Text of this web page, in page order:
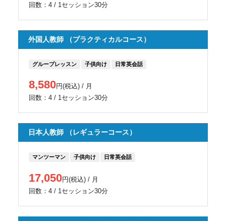
回数：4 / 1セッション30分
外国人教師 （プラクティカルコース）
グループレッスン 子供向け 日常英会話
8,580円(税込) / 月
回数：4 / 1セッション30分
日本人教師 （レギュラーコース）
マンツーマン 子供向け 日常英会話
17,050円(税込) / 月
回数：4 / 1セッション30分